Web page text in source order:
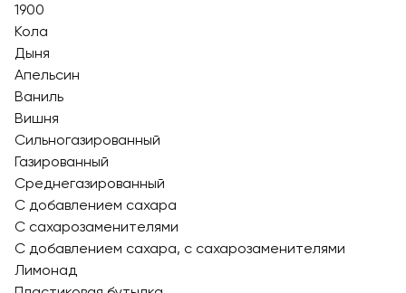
1900
Кола
Дыня
Апельсин
Ваниль
Вишня
Сильногазированный
Газированный
Среднегазированный
С добавлением сахара
С сахарозаменителями
С добавлением сахара, с сахарозаменителями
Лимонад